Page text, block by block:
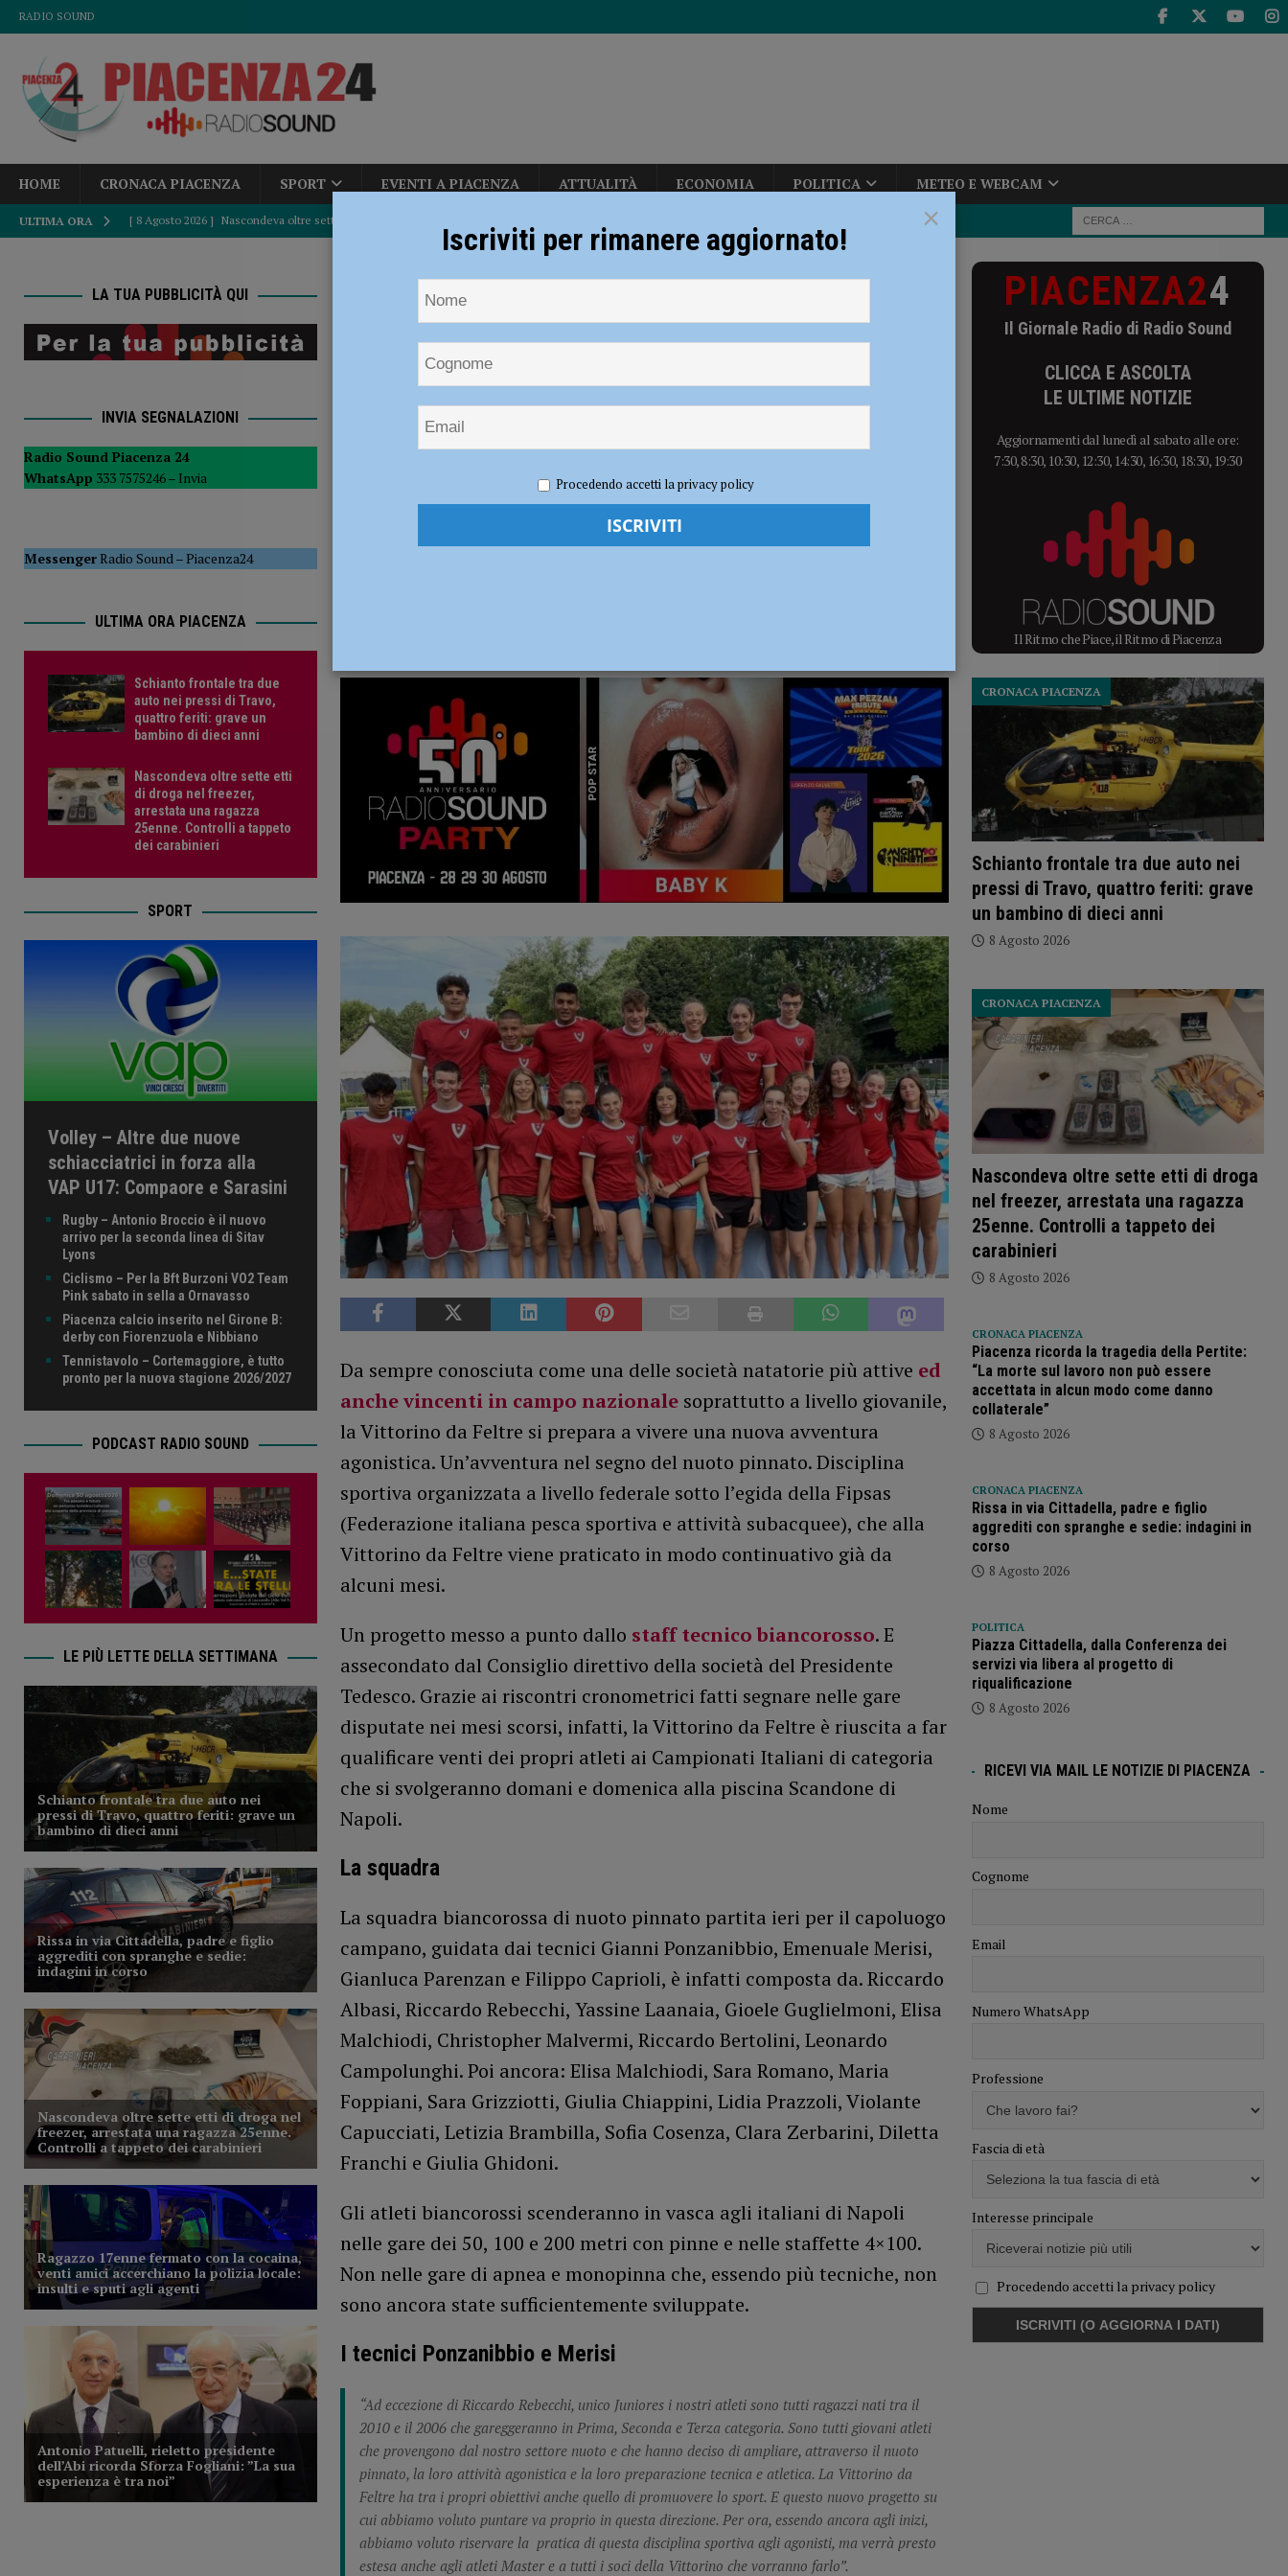
RADIO SOUND
HOME CRONACA PIACENZA SPORT EVENTI A PIACENZA ATTUALITÀ ECONOMIA POLITICA METEO E WEBCAM
ULTIMA ORA [ 8 Agosto 2026 ] Nascondeva oltre sette etti di droga nel freezer, arrestata una ragazza 25enne. Controlli a tappeto dei carabinieri
[ 8 Agosto 2026 ] Piacenza ricorda la tragedia della Pertite: “La morte sul lavoro non può essere accettata in alcun modo come danno
[ 8 Agosto 2026 ] Rissa in via Cittadella, padre e figlio aggrediti con spranghe e sedie: indagini in corso
Piazza Cittadella, dalla Conferenza dei servizi via libera al progetto di riqualificazione POLITICA
[ 8 Agosto 2026 ] PEF e raccolta differenziata, Insieme per Borgonovo: “Troppe incognite per il futuro e poco potere decisionale ai
Comuni” POLITICA
[ 8 Agosto 2026 ] Schianto frontale tra due auto nei pressi di Travo, quattro feriti: grave un bambino di dieci anni CRONACA
NOTIZIE Nuoto – Vittorino da Feltre per la prima volta agli Italiani di Pinnato
Nuoto – Vittorino da Feltre per la prima volta agli
Italiani di Pinnato
30 Giugno 2023
Da sempre conosciuta come una delle società natatorie più attive ed
anche vincenti in campo nazionalesoprattutto a livello giovanile,
la Vittorino da Feltre si prepara a vivere una nuova avventura
agonistica. Un’avventura nel segno del nuoto pinnato. Disciplina
sportiva organizzata a livello federale sotto l’egida della Fipsas
(Federazione italiana pesca sportiva e attività subacquee), che alla
Vittorino da Feltre viene praticato in modo continuativo già da
alcuni mesi.
Un progetto messo a punto dallo staff tecnico biancorosso. E
assecondato dal Consiglio direttivo della società del Presidente
Tedesco. Grazie ai riscontri cronometrici fatti segnare nelle gare
disputate nei mesi scorsi, infatti, la Vittorino da Feltre è riuscita a far
qualificare venti dei propri atleti ai Campionati Italiani di categoria
che si svolgeranno domani e domenica alla piscina Scandone di
Napoli.
La squadra
La squadra biancorossa di nuoto pinnato partita ieri per il capoluogo
campano, guidata dai tecnici Gianni Ponzanibbio, Emenuale Merisi,
Gianluca Parenzan e Filippo Caprioli, è infatti composta da. Riccardo
Albasi, Riccardo Rebecchi, Yassine Laanaia, Gioele Guglielmoni, Elisa
Malchiodi, Christopher Malvermi, Riccardo Bertolini, Leonardo
Campolunghi. Poi ancora: Elisa Malchiodi, Sara Romano, Maria
Foppiani, Sara Grizziotti, Giulia Chiappini, Lidia Prazzoli, Violante
Capucciati, Letizia Brambilla, Sofia Cosenza, Clara Zerbarini, Diletta
Franchi e Giulia Ghidoni.
Gli atleti biancorossi scenderanno in vasca agli italiani di Napoli
nelle gare dei 50, 100 e 200 metri con pinne e nelle staffette 4×100.
Non nelle gare di apnea e monopinna che, essendo più tecniche, non
sono ancora state sufficientemente sviluppate.
I tecnici Ponzanibbio e Merisi
“Ad eccezione di Riccardo Rebecchi, unico Juniores i nostri atleti sono tutti ragazzi nati tra il
2010 e il 2006 che gareggeranno in Prima, Seconda e Terza categoria. Sono tutti giovani atleti
che provengono dal nostro settore nuoto e che hanno deciso di ampliare, attraverso il nuoto
pinnato, la loro attività agonistica e la loro preparazione tecnica e atletica. La Vittorino da
Feltre ha tra i propri obiettivi anche quello di promuovere lo sport. E questo nuovo progetto su
cui abbiamo voluto puntare va proprio in questa direzione. Per ora, essendo ancora agli inizi,
abbiamo voluto riservare la pratica di questa disciplina sportiva agli agonisti, ma verrà presto
estesa anche agli atleti Master e a tutti i soci della Vittorino che vorranno farlo”.
LA TUA PUBBLICITÀ QUI
INVIA SEGNALAZIONI
Radio Sound Piacenza 24
WhatsApp 333 7575246 – Invia
MessengerRadio Sound–Piacenza24
ULTIMA ORA PIACENZA
Schianto frontale tra due
auto nei pressi di Travo,
quattro feriti: grave un
bambino di dieci anni
Nascondeva oltre sette etti
di droga nel freezer,
arrestata una ragazza
25enne. Controlli a tappeto
dei carabinieri
SPORT
Volley – Altre due nuove
schiacciatrici in forza alla
VAP U17: Compaore e Sarasini
Rugby – Antonio Broccio è il nuovo
arrivo per la seconda linea di Sitav
Lyons
Ciclismo – Per la Bft Burzoni VO2 Team
Pink sabato in sella a Ornavasso
Piacenza calcio inserito nel Girone B:
derby con Fiorenzuola e Nibbiano
Tennistavolo – Cortemaggiore, è tutto
pronto per la nuova stagione 2026/2027
PODCAST RADIO SOUND
LE PIÙ LETTE DELLA SETTIMANA
PIACENZA24
Il Giornale Radio di Radio Sound
CLICCA E ASCOLTA
LE ULTIME NOTIZIE
Aggiornamenti dal lunedì al sabato alle ore:
7:30, 8:30, 10:30, 12:30, 14:30, 16:30, 18:30, 19:30
Il Ritmo che Piace, il Ritmo di Piacenza
Schianto frontale tra due auto nei
pressi di Travo, quattro feriti: grave
un bambino di dieci anni
CRONACA PIACENZA
8 Agosto 2026
Nascondeva oltre sette etti di droga
nel freezer, arrestata una ragazza
25enne. Controlli a tappeto dei
carabinieri
CRONACA PIACENZA
8 Agosto 2026
CRONACA PIACENZA
Piacenza ricorda la tragedia della Pertite:
“La morte sul lavoro non può essere
accettata in alcun modo come danno
collaterale”
8 Agosto 2026
CRONACA PIACENZA
Rissa in via Cittadella, padre e figlio
aggrediti con spranghe e sedie: indagini in
corso
8 Agosto 2026
POLITICA
Piazza Cittadella, dalla Conferenza dei
servizi via libera al progetto di
riqualificazione
8 Agosto 2026
RICEVI VIA MAIL LE NOTIZIE DI PIACENZA
Nome
Cognome
Email
Numero WhatsApp
Professione
Fascia di età
Interesse principale
Procedendo accetti la privacy policy
×
Iscriviti per rimanere aggiornato!
Procedendo accetti la privacy policy